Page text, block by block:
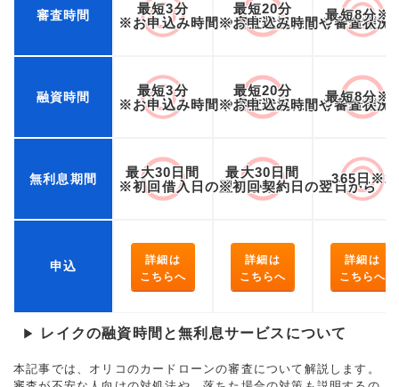
審査時間 最短3分
※お申込み時間や審査状況によりご希望に
最短20分
※お申込み時間や審査状況
最短8分※1
融資時間 最短3分
※お申込み時間や審査状況によりご希望に
最短20分
※お申込み時間や審査状況
最短8分※1
無利息期間 最大30日間
※初回借入日の翌日から
最大30日間
※初回契約日の翌日から
365日※2
申込
詳細は
こちらへ
詳細は
こちらへ
詳細は
こちらへ
▶ レイクの融資時間と無利息サービスについて
本記事では、オリコのカードローンの審査について解説します。